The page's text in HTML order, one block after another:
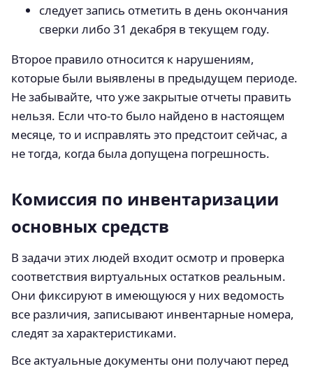
следует запись отметить в день окончания
сверки либо 31 декабря в текущем году.
Второе правило относится к нарушениям,
которые были выявлены в предыдущем периоде.
Не забывайте, что уже закрытые отчеты править
нельзя. Если что-то было найдено в настоящем
месяце, то и исправлять это предстоит сейчас, а
не тогда, когда была допущена погрешность.
Комиссия по инвентаризации
основных средств
В задачи этих людей входит осмотр и проверка
соответствия виртуальных остатков реальным.
Они фиксируют в имеющуюся у них ведомость
все различия, записывают инвентарные номера,
следят за характеристиками.
Все актуальные документы они получают перед